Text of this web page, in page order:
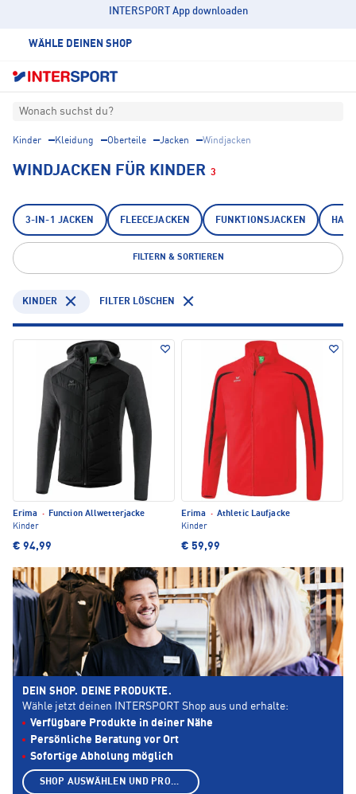
INTERSPORT App downloaden
WÄHLE DEINEN SHOP
Wonach suchst du?
Kinder Kleidung Oberteile Jacken Windjacken
WINDJACKEN FÜR KINDER 3
3-IN-1 JACKEN FLEECEJACKEN FUNKTIONSJACKEN
FILTERN & SORTIEREN
KINDER FILTER LÖSCHEN
Erima ·
Function Allwetterjacke
Kinder
€ 94,99
Erima · Athletic Laufjacke
Kinder
€ 59,99
DEIN SHOP. DEINE PRODUKTE.
Wähle jetzt deinen INTERSPORT Shop aus und erhalte:
Verfügbare Produkte in deiner Nähe
Persönliche Beratung vor Ort
Sofortige Abholung möglich
SHOP AUSWÄHLEN UND PRODUKTE ANZEIGEN